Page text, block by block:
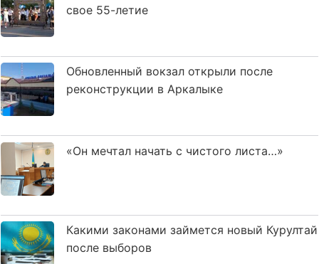
свое 55-летие
Обновленный вокзал открыли после
реконструкции в Аркалыке
«Он мечтал начать с чистого листа…»
Какими законами займется новый Курултай
после выборов